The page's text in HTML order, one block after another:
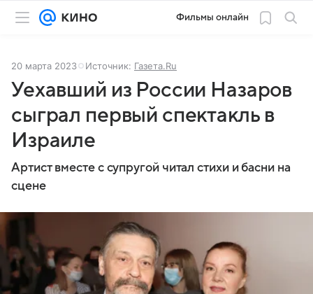
Фильмы онлайн
20 марта 2023 Источник: Газета.Ru
Уехавший из России Назаров
сыграл первый спектакль в
Израиле
Артист вместе с супругой читал стихи и басни на
сцене